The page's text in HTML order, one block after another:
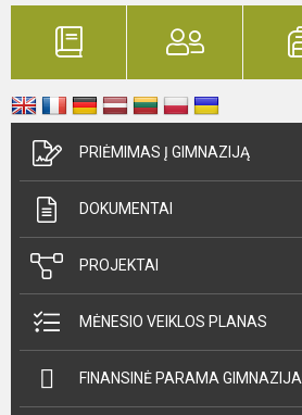
PRIĖMIMAS Į GIMNAZIJĄ
DOKUMENTAI
PROJEKTAI
MĖNESIO VEIKLOS PLANAS
FINANSINĖ PARAMA GIMNAZIJAI